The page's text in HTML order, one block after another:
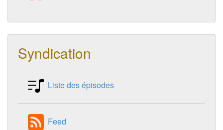
Syndication
Liste des épisodes
Feed